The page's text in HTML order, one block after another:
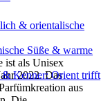
& orientalische
Süße & warme
& Kenner: Orient trifft
ist als Unisex
2022. Das
aus